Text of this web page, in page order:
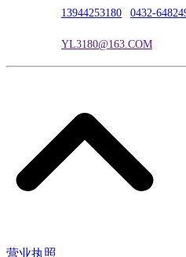
13944253180 0432-
YL3180@163.COM
营业执照